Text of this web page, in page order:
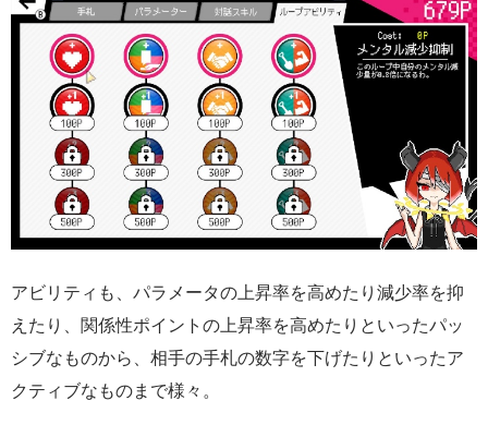
アビリティも、パラメータの上昇率を高めたり減少率を抑
えたり、関係性ポイントの上昇率を高めたりといったパッ
シブなものから、相手の手札の数字を下げたりといったア
クティブなものまで様々。